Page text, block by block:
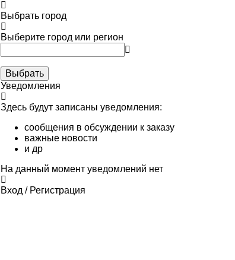
Выбрать город
Выберите город или регион
Выбрать
Уведомления
Здесь будут записаны уведомления:
сообщения в обсуждении к заказу
важные новости
и др
На данный момент уведомлений нет
Вход / Регистрация